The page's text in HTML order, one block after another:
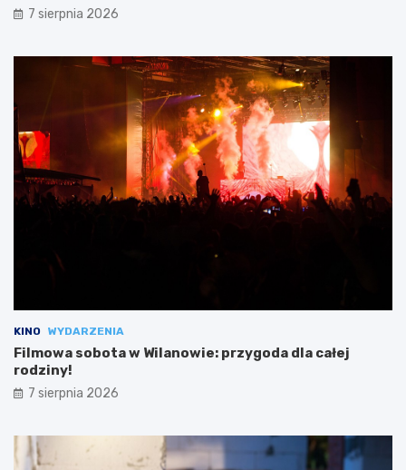
7 sierpnia 2026
KINO WYDARZENIA
Filmowa sobota w Wilanowie: przygoda dla całej
rodziny!
7 sierpnia 2026